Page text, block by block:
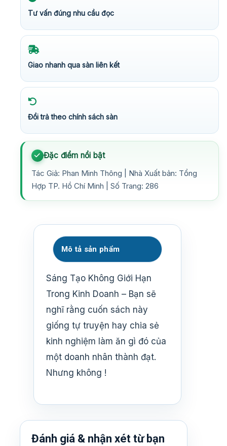
Tư vấn đúng nhu cầu đọc
Giao nhanh qua sàn liên kết
Đổi trả theo chính sách sàn
Đặc điểm nổi bật
Tác Giả: Phan Minh Thông | Nhà Xuất bản: Tổng
Hợp TP. Hồ Chí Minh | Số Trang: 286
Mô tả sản phẩm
Sáng Tạo Không Giới Hạn
Trong Kinh Doanh – Bạn sẽ
nghĩ rằng cuốn sách này
giống tự truyện hay chia sẻ
kinh nghiệm làm ăn gì đó của
một doanh nhân thành đạt.
Nhưng không !
Đánh giá & nhận xét từ bạn